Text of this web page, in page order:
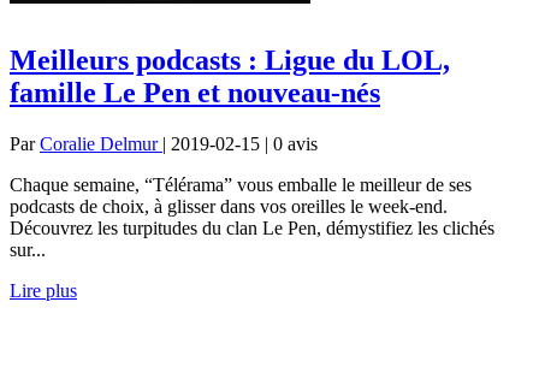
Meilleurs podcasts : Ligue du LOL,
famille Le Pen et nouveau-nés
ParCoralie Delmur | 2019-02-15 | 0 avis
Chaque semaine, “Télérama” vous emballe le meilleur de ses
podcasts de choix, à glisser dans vos oreilles le week-end.
Découvrez les turpitudes du clan Le Pen, démystifiez les clichés
sur...
Lire plus